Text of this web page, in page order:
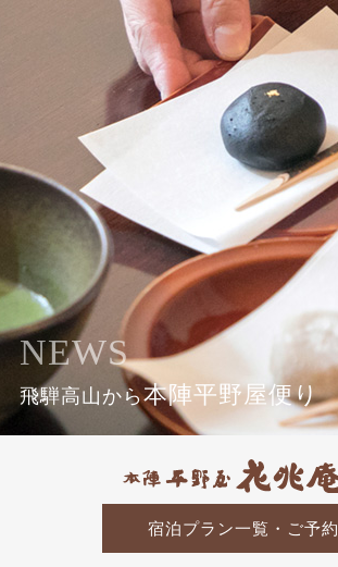
NEWS
飛騨高山から本陣平野屋便り
宿泊プラン一覧・ご予約